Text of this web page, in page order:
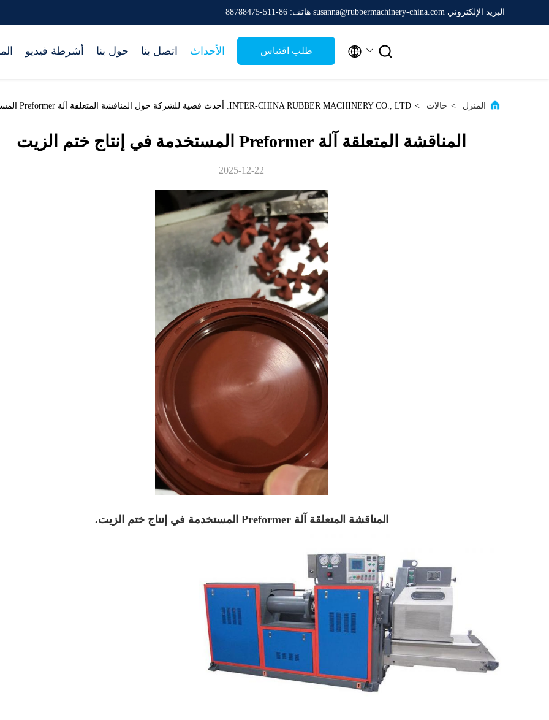
البريد الإلكتروني susanna@rubbermachinery-china.com هاتف: 86-511-88788475
أشرطة فيديو حول بنا اتصل بنا الأحداث طلب اقتباس  
المنزل > حالات > INTER-CHINA RUBBER MACHINERY CO., LTD. أحدث قضية للشركة حول المناقشة المتعلقة آلة Preformer المستخدمة في إنتاج ختم الزيت
المناقشة المتعلقة آلة Preformer المستخدمة في إنتاج ختم الزيت
2025-12-22
المناقشة المتعلقة آلة Preformer المستخدمة في إنتاج ختم الزيت.